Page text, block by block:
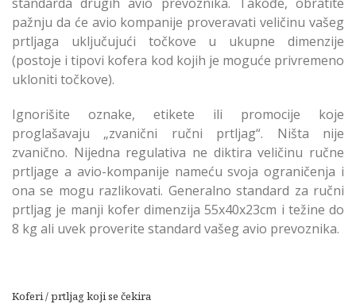
standarda drugih avio prevoznika. Takođe, obratite
pažnju da će avio kompanije proveravati veličinu vašeg
prtljaga uključujući točkove u ukupne dimenzije
(postoje i tipovi kofera kod kojih je moguće privremeno
ukloniti točkove).
Ignorišite oznake, etikete ili promocije koje
proglašavaju „zvanični ručni prtljag“. Ništa nije
zvanično. Nijedna regulativa ne diktira veličinu ručne
prtljage a avio-kompanije nameću svoja ograničenja i
ona se mogu razlikovati. Generalno standard za ručni
prtljag je manji kofer dimenzija 55x40x23cm i težine do
8 kg ali uvek proverite standard vašeg avio prevoznika.
Koferi / prtljag koji se čekira